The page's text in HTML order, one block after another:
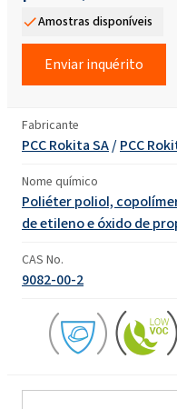
Amostras disponíveis
Enviar inquérito
Fabricante
PCC Rokita SA/PCC
Nome químico
Poliéter poliol,
de etileno e óxido de
CAS No.
9082-00-2